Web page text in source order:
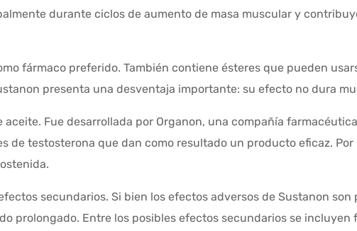
durante ciclos de aumento de masa muscular y
fármaco preferido. También contiene ésteres que pueden
presenta una desventaja importante: su efecto no dura
Fue desarrollada por Organon, una compañía
de testosterona que dan como resultado un producto eficaz.
secundarios. Si bien los efectos adversos de Sustanon
prolongado. Entre los posibles efectos secundarios se incluyen